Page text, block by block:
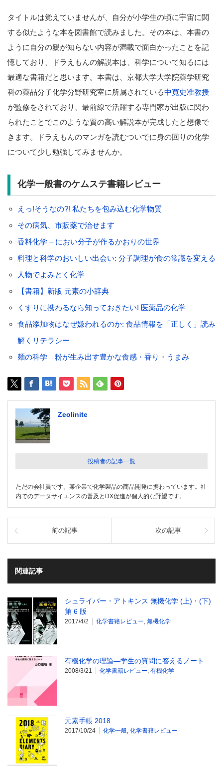
タイトルは覚えていませんが、自分が小学生の頃に宇宙に関
する似たような本を図書館で読みました。その本は、本書の
ように自分の親が知らない内容が満載で面白かったことを記
憶しており、ドラえもんの解説本は、科学について知るには
最適な書籍だと思います。本書は、京都大学大学院薬学研究
科の薬品分子化学分野研究室に所属されている中寛史准教授
が監修をされており、最前線で活躍する専門家が出版に関わ
られたことでこのような質の高い解説本が完成したと想像で
きます。ドラえもんのマンガを読むついでに身の回りの化学
について少し勉強してみませんか。
化学一般書のケムステ書籍レビュー
えっ!そうなの?! 私たちを包み込む化学物質
その病気、市販薬で治せます
香料化学 – におい分子が作るかおりの世界
料理と科学のおいしい出会い: 分子調理が食の常識を変える
人物でよみとく化学
【書籍】新版 元素の小辞典
くすりに携わるなら知っておきたい! 医薬品の化学
食品添加物はなぜ嫌われるのか: 食品情報を「正しく」読み
解くリテラシー
麺の科学 粉が生み出す豊かな食感・香り・うまみ
Zeolinite
投稿者の記事一覧
ただの会社員です。某企業で化学製品の商品開発に携わっています。社
内でのデータサイエンスの普及とDX促進が個人的な野望です。
前の記事 次の記事
関連記事
シュライバー・アトキンス 無機化学 (上)・(下)
第 6 版
2017/4/2 化学書籍レビュー 無機化学
有機化学の理論―学生の質問に答えるノート
2008/3/21 化学書籍レビュー 有機化学
元素手帳 2018
2017/10/24 化学一般 化学書籍レビュー